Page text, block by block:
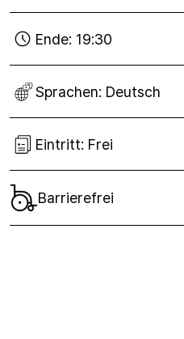
Ende: 19:30
Sprachen: Deutsch
Eintritt: Frei
Barrierefrei